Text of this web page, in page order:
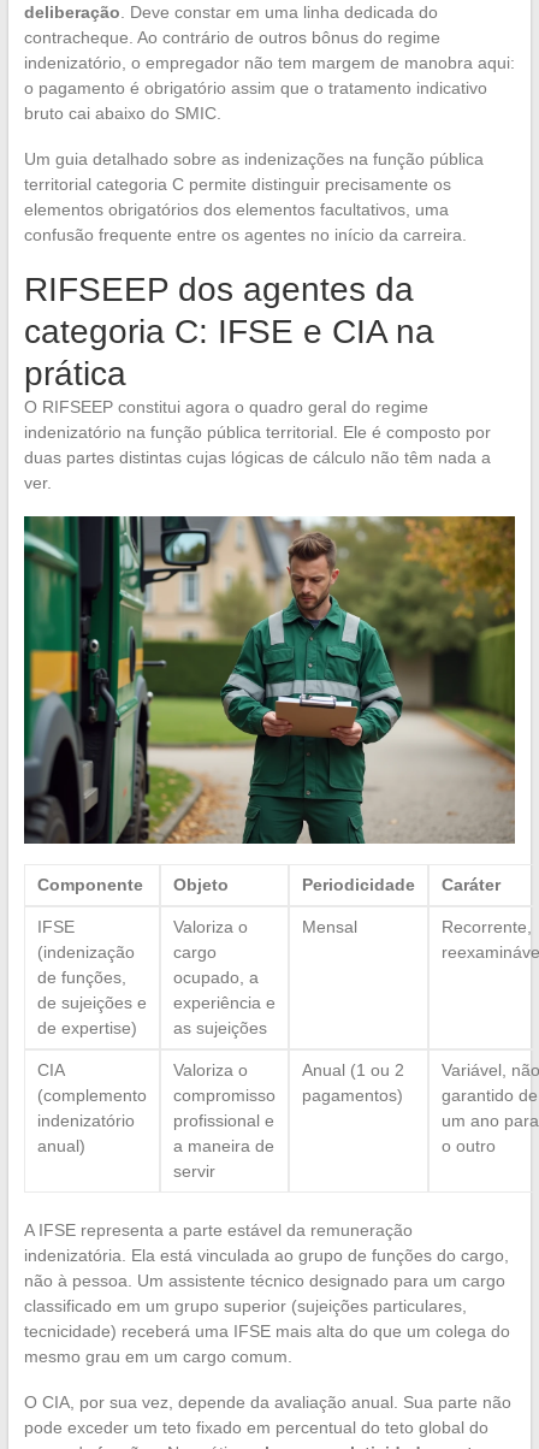
deliberação . Deve constar em uma linha dedicada do
contracheque. Ao contrário de outros bônus do regime
indenizatório, o empregador não tem margem de manobra aqui:
o pagamento é obrigatório assim que o tratamento indicativo
bruto cai abaixo do SMIC.
Um guia detalhado sobre as indenizações na função pública
territorial categoria C permite distinguir precisamente os
elementos obrigatórios dos elementos facultativos, uma
confusão frequente entre os agentes no início da carreira.
RIFSEEP dos agentes da
categoria C: IFSE e CIA na
prática
O RIFSEEP constitui agora o quadro geral do regime
indenizatório na função pública territorial. Ele é composto por
duas partes distintas cujas lógicas de cálculo não têm nada a
ver.
Componente Objeto Periodicidade Caráter
IFSE
(indenização
de funções,
de sujeições e
de expertise)
Valoriza o
cargo
ocupado, a
experiência e
as sujeições
Mensal
Recorrente,
CIA
(complemento
indenizatório
anual)
Valoriza o
compromisso
profissional e
a maneira de
servir
Anual (1 ou 2
pagamentos)
Variável, não
garantido de
um ano para
o outro
A IFSE representa a parte estável da remuneração
indenizatória. Ela está vinculada ao grupo de funções do cargo,
não à pessoa. Um assistente técnico designado para um cargo
classificado em um grupo superior (sujeições particulares,
tecnicidade) receberá uma IFSE mais alta do que um colega do
mesmo grau em um cargo comum.
O CIA, por sua vez, depende da avaliação anual. Sua parte não
pode exceder um teto fixado em percentual do teto global do